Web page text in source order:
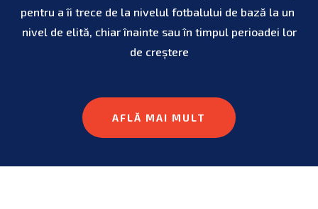
pentru a îi trece de la nivelul fotbalului de bază la un
nivel de elită, chiar înainte sau în timpul perioadei lor
de creștere
AFLĂ MAI MULT